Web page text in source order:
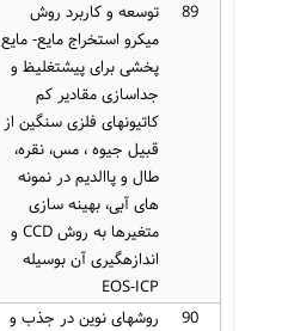
89
توسعه و کاربرد روش
میکرو استخراج مایع- مایع
پخشی برای پیشتغلیظ و
جداسازی مقادیر کم
کاتیونهای فلزی سنگین از
قبیل جیوه ، مس، نقره،
طال و پاالدیم در نمونه
های آبی، بهینه سازی
متغیرها به روش CCD و
اندازهگیری آن بوسیله
EOS-ICP
90
روشهای نوین در جذب و